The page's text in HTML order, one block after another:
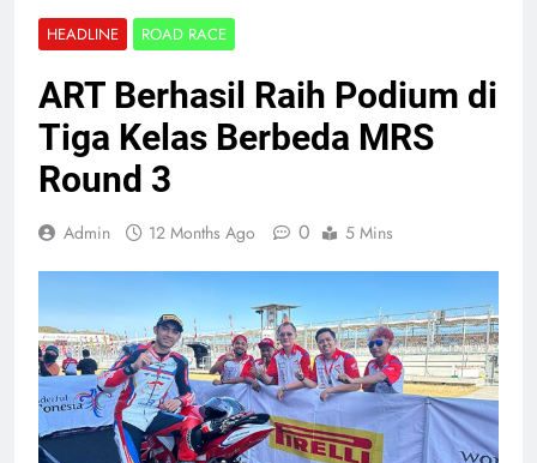
HEADLINE ROAD RACE
ART Berhasil Raih Podium di
Tiga Kelas Berbeda MRS
Round 3
Admin 12 Months Ago 0 5 Mins